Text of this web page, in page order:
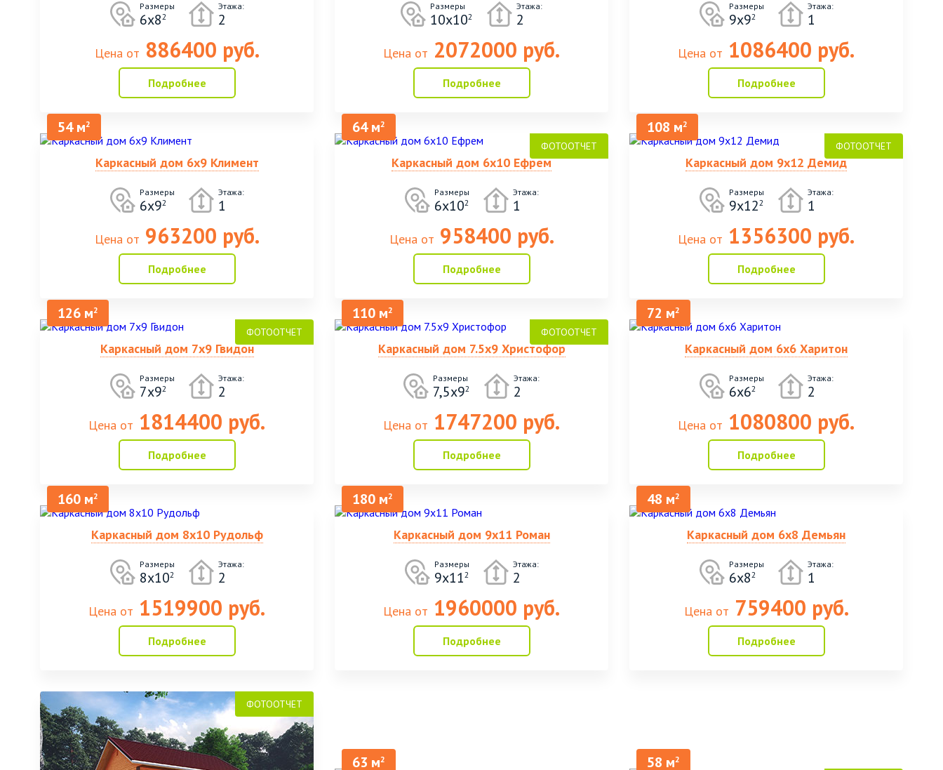
Размеры
6х82
Этажа:
2
Цена от 886400 руб.
Подробнее
Размеры
10х102
Этажа:
2
Цена от 2072000 руб.
Подробнее
Размеры
9х92
Этажа:
1
Цена от 1086400 руб.
Подробнее
54 м2
Каркасный дом 6х9 Климент
Размеры
6х92
Этажа:
1
Цена от 963200 руб.
Подробнее
64 м2
Каркасный дом 6х10 Ефрем
Размеры
6х102
Этажа:
1
Цена от 958400 руб.
Подробнее
108 м2
Каркасный дом 9х12 Демид
Размеры
9х122
Этажа:
1
Цена от 1356300 руб.
Подробнее
126 м2
Каркасный дом 7х9 Гвидон
Размеры
7х92
Этажа:
2
Цена от 1814400 руб.
Подробнее
110 м2
Каркасный дом 7.5х9 Христофор
Размеры
7,5х92
Этажа:
2
Цена от 1747200 руб.
Подробнее
72 м2
Каркасный дом 6х6 Харитон
Размеры
6х62
Этажа:
2
Цена от 1080800 руб.
Подробнее
160 м2
Каркасный дом 8х10 Рудольф
Размеры
8х102
Этажа:
2
Цена от 1519900 руб.
Подробнее
180 м2
Каркасный дом 9х11 Роман
Размеры
9х112
Этажа:
2
Цена от 1960000 руб.
Подробнее
48 м2
Каркасный дом 6х8 Демьян
Размеры
6х82
Этажа:
1
Цена от 759400 руб.
Подробнее
63 м2 58 м2